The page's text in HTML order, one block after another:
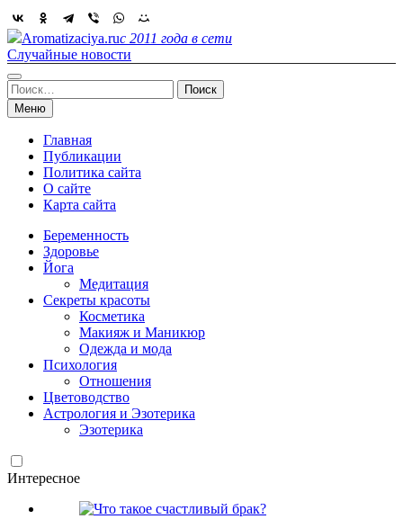
Skip
to
content
Aromatizaciya.ruс 2011 года в сети
Случайные новости
Найти:
Меню
Главная
Публикации
Политика сайта
О сайте
Карта сайта
Беременность
Здоровье
Йога
Медитация
Секреты красоты
Косметика
Макияж и Маникюр
Одежда и мода
Психология
Отношения
Цветоводство
Астрология и Эзотерика
Эзотерика
Интересное